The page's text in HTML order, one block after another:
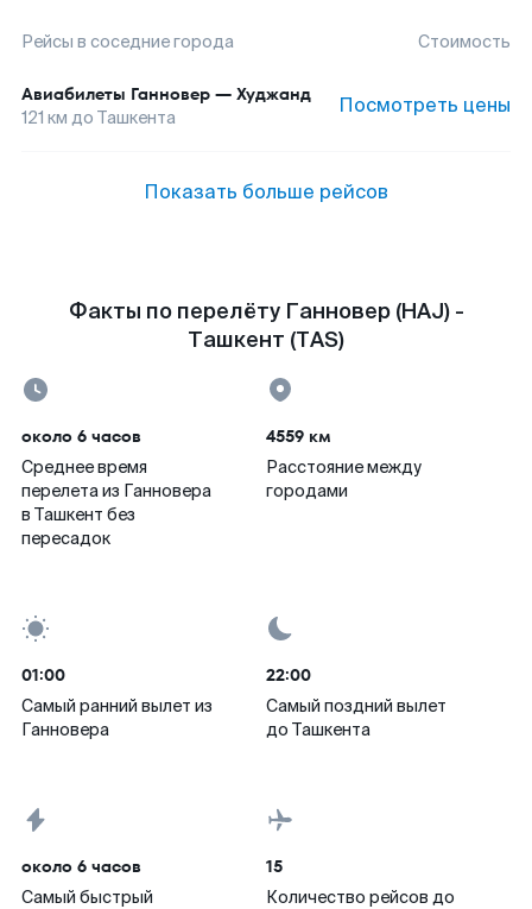
Рейсы в соседние города Стоимость
Авиабилеты Ганновер — Худжанд
121 км до Ташкента Посмотреть цены
Показать больше рейсов
Факты по перелёту Ганновер (HAJ) -
Ташкент (TAS)
около 6 часов
Среднее время
перелета из Ганновера
в Ташкент без
пересадок
4559 км
Расстояние между
городами
01:00
Самый ранний вылет из
Ганновера
22:00
Самый поздний вылет
до Ташкента
около 6 часов
Самый быстрый
15
Количество рейсов до